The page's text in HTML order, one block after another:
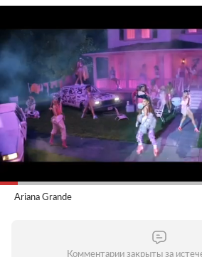
Ariana Grande
Комментарии закрыты за